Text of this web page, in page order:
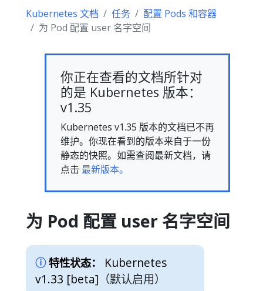
Kubernetes 文档 任务
配置 Pods 和容器
为 Pod 配置 user 名字空间
你正在查看的文档所针对
的是 Kubernetes 版本：
v1.35
Kubernetes v1.35 版本的文档已不再
维护。你现在看到的版本来自于一份
静态的快照。如需查阅最新文档，请
点击 最新版本。
为 Pod 配置 user 名字空间
特性状态：
Kubernetes
v1.33 [beta] （默认启用）